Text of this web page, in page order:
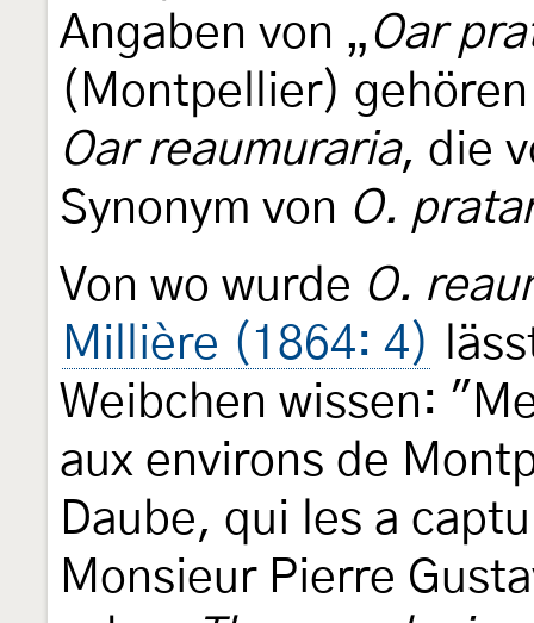
Angaben von „Oar
(Montpellier)
Oar reaumuraria, die
Synonym von O.
Von wo wurde O.
Millière (1864: 4)
Weibchen wissen:
aux environs de
Daube, qui les a
Monsieur Pierre